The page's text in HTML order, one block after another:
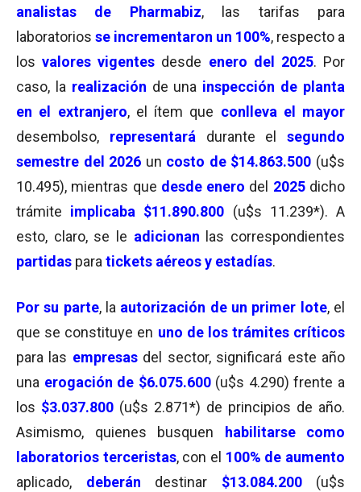
analistas de Pharmabiz, las tarifas para
laboratorios se incrementaron un 100%, respecto a
losvalores vigentes desde enero del 2025. Por
caso, la realización de una inspección de planta
en el extranjero, el ítem que conlleva el mayor
desembolso, representará durante el segundo
semestre del 2026 un costo de $14.863.500 (u$s
10.495), mientras que desde enero del 2025dicho
trámite implicaba $11.890.800 (u$s 11.239*). A
esto, claro, se le adicionan
las correspondientes
partidas para tickets aéreos y estadías.
Por su parte, la autorización de un primer lote, el
que se constituye en uno de los trámites críticos
para las empresas del sector, significará este año
una erogación de $6.075.600 (u$s 4.290) frente a
los $3.037.800 (u$s 2.871*) de principios de año.
Asimismo, quienes busquen
habilitarse como
laboratorios terceristas, con el 100% de aumento
aplicado, deberán destinar $13.084.200 (u$s